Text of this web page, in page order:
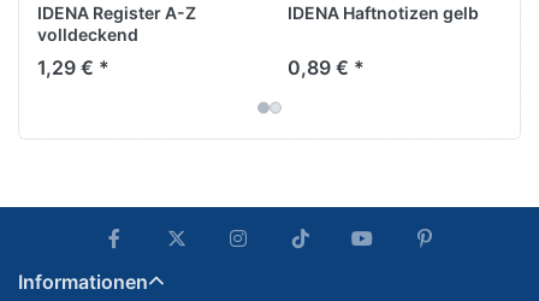
IDENA Register A-Z
volldeckend
1,29 € *
IDENA Haftnotizen gelb
0,89 € *
Informationen